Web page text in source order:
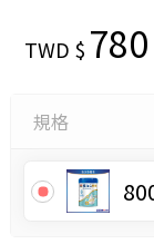
TWD $ 780
規格